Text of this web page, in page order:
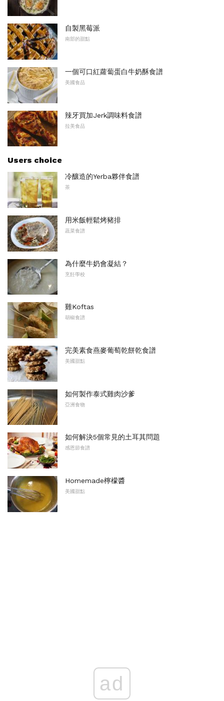
自製黑莓派
南部的甜點
一個可口紅蘿蔔蛋白牛奶酥食譜
美國食品
辣牙買加Jerk調味料食譜
拉美食品
Users choice
冷釀造的Yerba夥伴食譜
茶
用米飯輕鬆烤豬排
蔬菜食譜
為什麼牛奶會凝結？
烹飪學校
雞Koftas
胡椒食譜
完美素食燕麥葡萄乾餅乾食譜
美國甜點
如何製作泰式雞肉沙爹
亞洲食物
如何解決5個常見的土耳其問題
感恩節食譜
Homemade檸檬醬
美國甜點
ad